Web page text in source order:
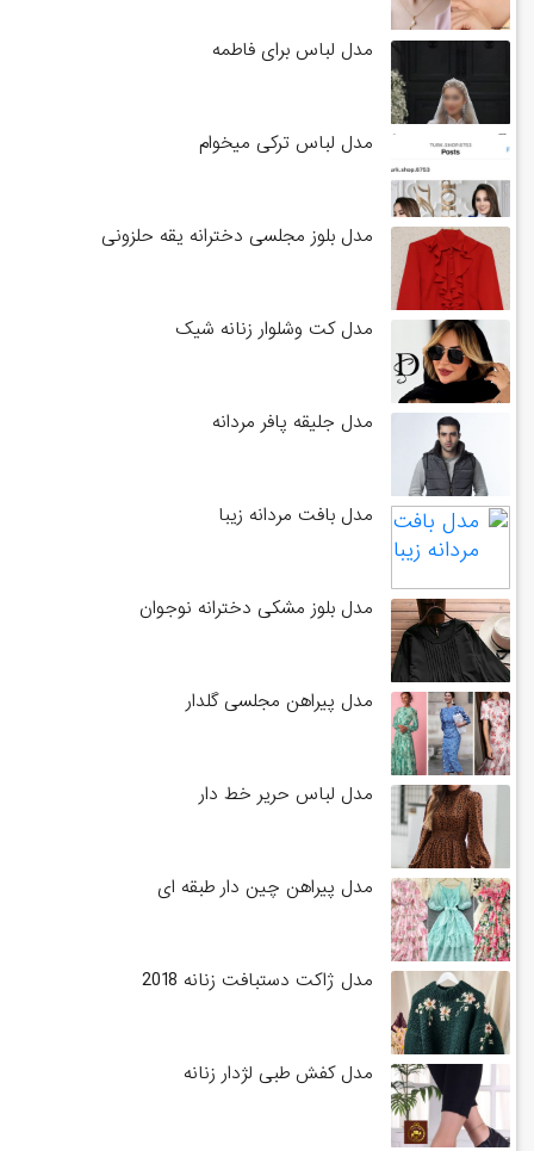
مدل لباس برای فاطمه
مدل لباس ترکی میخوام
مدل بلوز مجلسی دخترانه یقه حلزونی
مدل کت وشلوار زنانه شیک
مدل جلیقه پافر مردانه
مدل بافت مردانه زیبا
مدل بلوز مشکی دخترانه نوجوان
مدل پیراهن مجلسی گلدار
مدل لباس حریر خط دار
مدل پیراهن چین دار طبقه ای
مدل ژاکت دستبافت زنانه 2018
مدل کفش طبی لژدار زنانه